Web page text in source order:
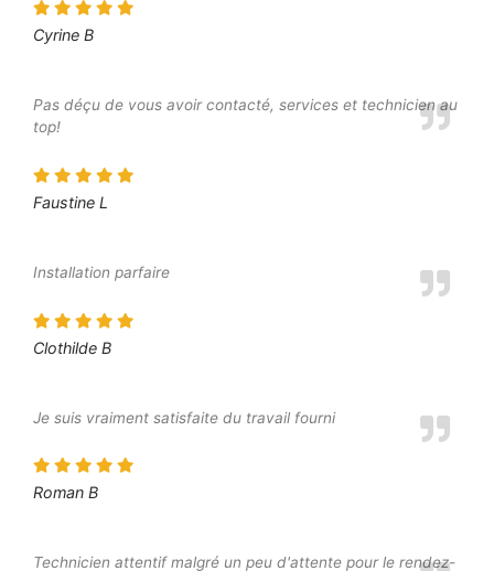
Cyrine B
Pas déçu de vous avoir contacté, services et technicien au
top!
Faustine L
Installation parfaire
Clothilde B
Je suis vraiment satisfaite du travail fourni
Roman B
Technicien attentif malgré un peu d'attente pour le rendez-